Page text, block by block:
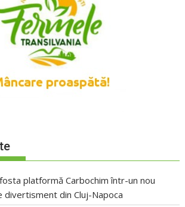
platformă Carbochim într-un nou
divertisment din Cluj-Napoca